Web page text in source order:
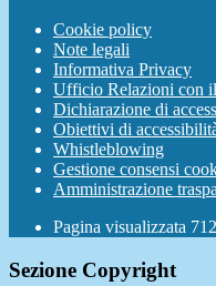
Cookie policy
Note legali
Informativa Privacy
Ufficio Relazioni con
Dichiarazione di
Obiettivi di
Whistleblowing
Gestione consensi
Amministrazione
Pagina visualizzata 712
Sezione Copyright